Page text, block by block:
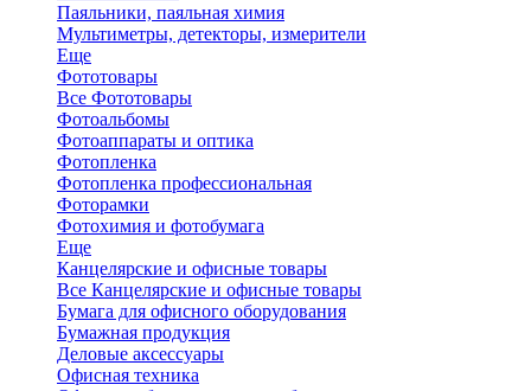
Паяльники, паяльная химия
Мультиметры, детекторы, измерители
Еще
Фототовары
Все Фототовары
Фотоальбомы
Фотоаппараты и оптика
Фотопленка
Фотопленка профессиональная
Фоторамки
Фотохимия и фотобумага
Еще
Канцелярские и офисные товары
Все Канцелярские и офисные товары
Бумага для офисного оборудования
Бумажная продукция
Деловые аксессуары
Офисная техника